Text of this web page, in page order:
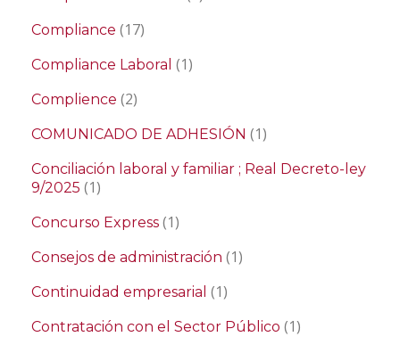
Compliance (17)
Compliance Laboral (1)
Complience (2)
COMUNICADO DE ADHESIÓN (1)
Conciliación laboral y familiar ; Real Decreto-ley
9/2025 (1)
Concurso Express (1)
Consejos de administración (1)
Continuidad empresarial (1)
Contratación con el Sector Público (1)